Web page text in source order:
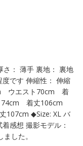
： 薄手 裏地： 裏地
です 伸縮性： 伸縮
ウエスト70cm 着
74cm 着丈106cm
107cm ◆Size: XL バ
感想 撮影モデル：
した。